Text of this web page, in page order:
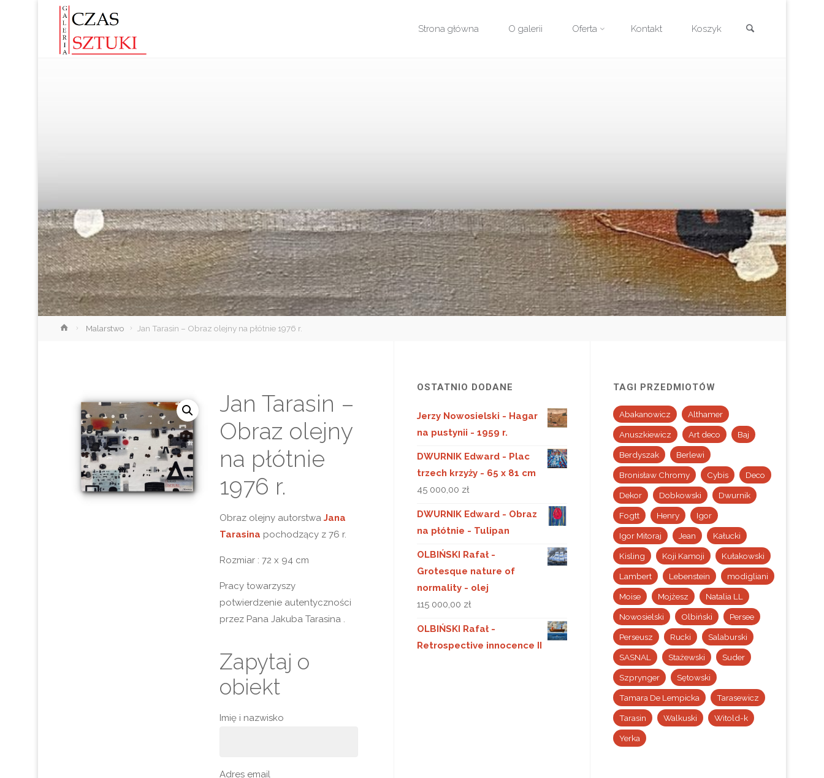
Strona główna O galerii Oferta Kontakt Koszyk
StronaMalarstwo Jan Tarasin – Obraz olejny na płótnie 1976 r.
Jan Tarasin –
Obraz olejny
na płótnie
1976 r.
Obraz olejny autorstwa Jana
Tarasina pochodzący z 76 r.
Rozmiar : 72 x 94 cm
Pracy towarzyszy
potwierdzenie autentyczności
przez Pana Jakuba Tarasina .
Zapytaj o
obiekt
Imię i nazwisko
Adres email
OSTATNIO DODANE
Jerzy Nowosielski - Hagar
na pustynii - 1959 r.
DWURNIK Edward - Plac
trzech krzyży - 65 x 81 cm
45 000,00 zł
DWURNIK Edward - Obraz
na płótnie - Tulipan
OLBIŃSKI Rafał -
Grotesque nature of
normality - olej
115 000,00 zł
OLBIŃSKI Rafał -
Retrospective innocence II
TAGI PRZEDMIOTÓW
Abakanowicz Althamer
Anuszkiewicz Art deco Baj
Berdyszak Berlewi
Bronisław Chromy Cybis Deco
Dekor Dobkowski Dwurnik
Fogtt Henry Igor
Igor Mitoraj Jean Kałucki
Kisling Koji Kamoji Kułakowski
Lambert Lebenstein modigliani
Moise Mojżesz Natalia LL
Nowosielski Olbiński Persee
Perseusz Rucki Salaburski
SASNAL Stażewski Suder
Szprynger Sętowski
Tamara De Lempicka Tarasewicz
Tarasin Walkuski Witold-k
Yerka